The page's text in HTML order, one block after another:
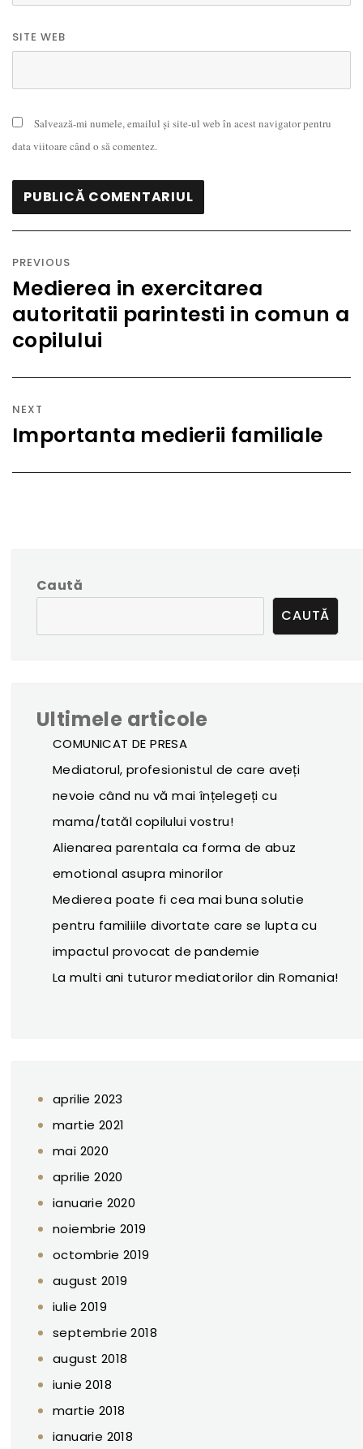
SITE WEB
Salvează-mi numele, emailul și site-ul web în acest navigator pentru
data viitoare când o să comentez.
în
articole
PREVIOUS
Previous
post:
Medierea in exercitarea
autoritatii parintesti in comun a
copilului
NEXT
Next
Importanta medierii familiale
Caută
CAUTĂ
Ultimele articole
COMUNICAT DE PRESA
Mediatorul, profesionistul de care aveți
nevoie când nu vă mai înțelegeți cu
mama/tatăl copilului vostru!
Alienarea parentala ca forma de abuz
emotional asupra minorilor
Medierea poate fi cea mai buna solutie
pentru familiile divortate care se lupta cu
impactul provocat de pandemie
La multi ani tuturor mediatorilor din Romania!
aprilie 2023
martie 2021
mai 2020
aprilie 2020
ianuarie 2020
noiembrie 2019
octombrie 2019
august 2019
iulie 2019
septembrie 2018
august 2018
iunie 2018
martie 2018
ianuarie 2018